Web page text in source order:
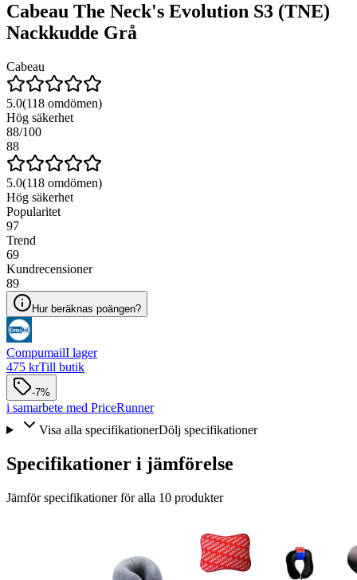
Cabeau The Neck's Evolution S3 (TNE)
Nackkudde Grå
Cabeau
5.0(118 omdömen)
Hög säkerhet
88/100
88
5.0(118 omdömen)
Hög säkerhet
Popularitet
97
Trend
69
Kundrecensioner
89
Hur beräknas poängen?
CompumailI lager
475 krTill butik
-7%
i samarbete med PriceRunner
Visa alla specifikationerDölj specifikationer
Specifikationer i jämförelse
Jämför specifikationer för alla 10 produkter